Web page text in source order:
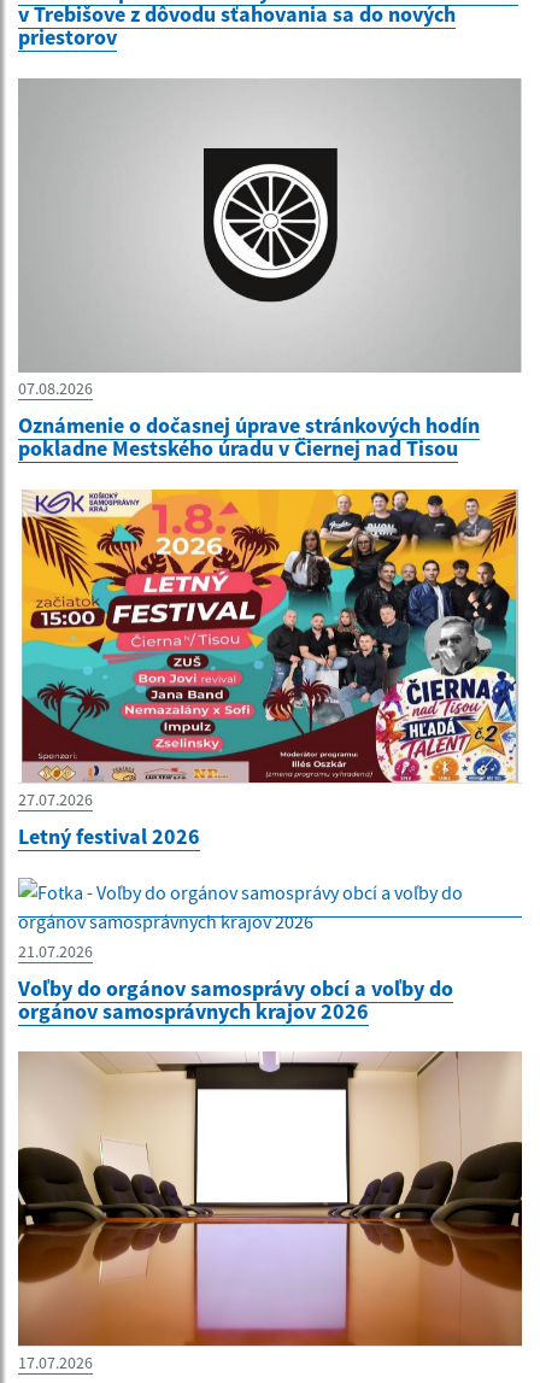
v Trebišove z dôvodu sťahovania sa do nových
priestorov
07.08.2026
Oznámenie o dočasnej úprave stránkových hodín
pokladne Mestského úradu v Čiernej nad Tisou
27.07.2026
Letný festival 2026
21.07.2026
Voľby do orgánov samosprávy obcí a voľby do
orgánov samosprávnych krajov 2026
17.07.2026